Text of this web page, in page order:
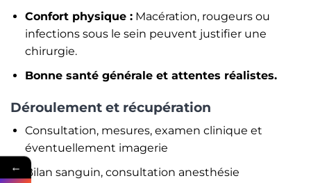
Confort physique :Macération, rougeurs ou
infections sous le sein peuvent justifier une
chirurgie.
Bonne santé générale et attentes réalistes.
Déroulement et récupération
Consultation, mesures, examen clinique et
éventuellement imagerie
Bilan sanguin, consultation anesthésie
←